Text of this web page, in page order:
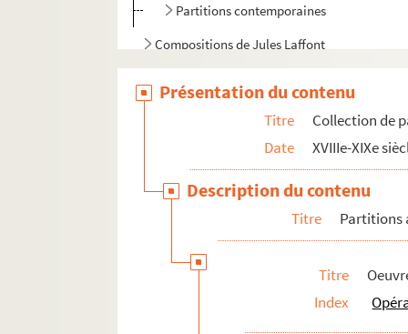
Partitions contemporaines
Compositions de Jules Laffont
Compositions Noël Laffont
Autres documents
Présentation du contenu
Titre
Collection de
Date
XVIIIe-XIXe
Description du contenu
Titre Partitions
Titre
Index